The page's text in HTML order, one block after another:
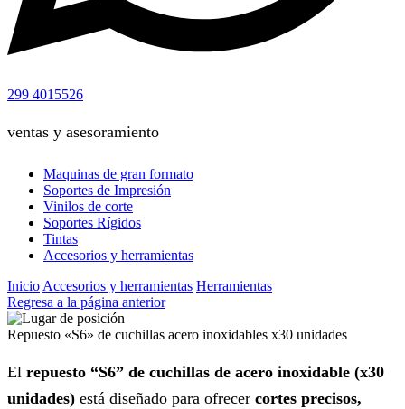
299 4015526
ventas y asesoramiento
Maquinas de gran formato
Soportes de Impresión
Vinilos de corte
Soportes Rígidos
Tintas
Accesorios y herramientas
Inicio Accesorios y herramientas Herramientas
Regresa a la página anterior
Repuesto «S6» de cuchillas acero inoxidables x30 unidades
El repuesto “S6” de cuchillas de acero inoxidable (x30
unidades) está diseñado para ofrecer cortes precisos,